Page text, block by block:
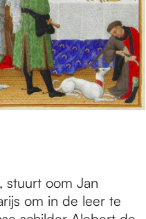
stuurt oom Jan
om in de leer te